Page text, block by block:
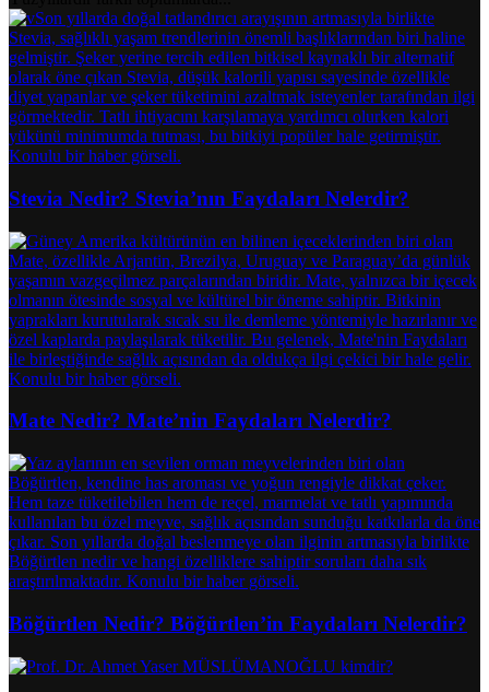
Stevia Nedir? Stevia’nın Faydaları Nelerdir?
Mate Nedir? Mate’nin Faydaları Nelerdir?
Böğürtlen Nedir? Böğürtlen’in Faydaları Nelerdir?